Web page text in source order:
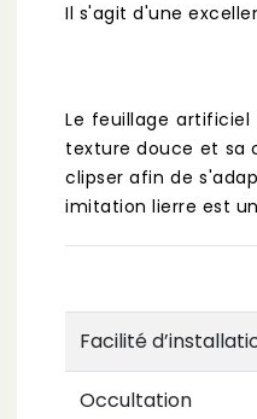
Il s'agit d'une
Le feuillage
texture douce et sa
clipser afin de
imitation lierre est
Facilité
Occultation